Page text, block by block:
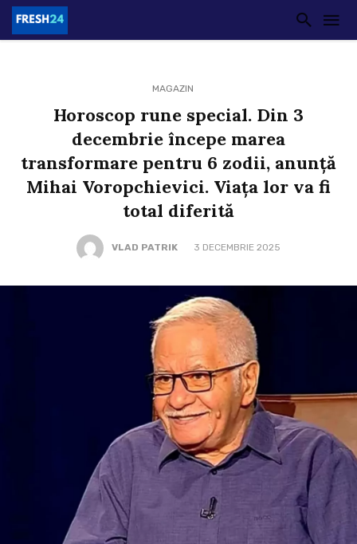
MAGAZIN
Horoscop rune special. Din 3
decembrie începe marea
transformare pentru 6 zodii, anunță
Mihai Voropchievici. Viața lor va fi
total diferită
VLAD PATRIK 3 DECEMBRIE 2025